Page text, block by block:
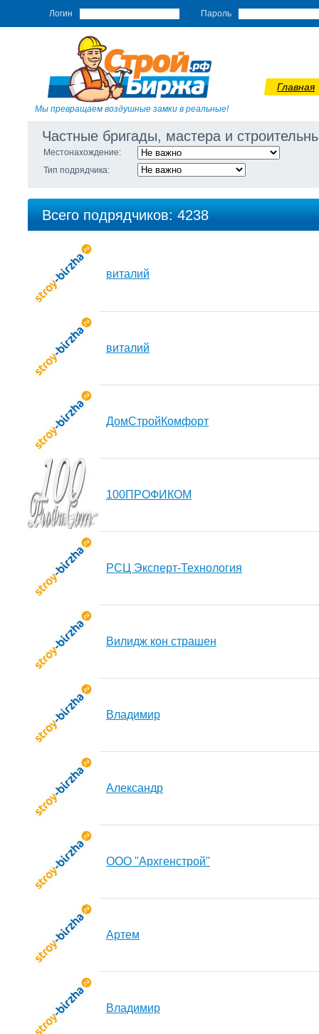
Логин Пароль
Мы превращаем воздушные замки в реальные!
Главная
Частные бригады, мастера и
Местонахождение:
Тип подрядчика:
Всего подрядчиков: 4238
виталий
виталий
ДомСтройКомфорт
100ПРОФИКОМ
РСЦ Эксперт-Технология
Вилидж кон страшен
Владимир
Александр
ООО "Архгенстрой"
Артем
Владимир